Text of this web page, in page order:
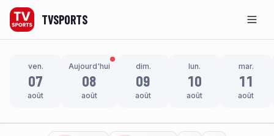
TVSPORTS
ven.
07
août
Aujourd'hui
08
août
dim.
09
août
lun.
10
août
mar.
11
août